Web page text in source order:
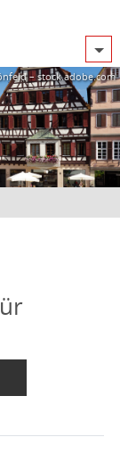
– stock.adobe.com